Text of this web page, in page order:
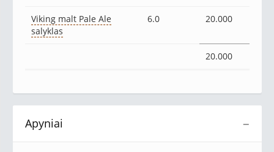
Viking malt Pale Ale
salyklas
6.0 20.000
20.000
−
Apyniai